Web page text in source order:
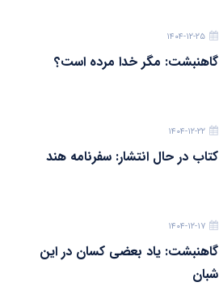
۱۴۰۴-۱۲-۲۵
گاهنبشت: مگر خدا مرده است؟
۱۴۰۴-۱۲-۲۲
کتاب در حال انتشار: سفرنامه هند
۱۴۰۴-۱۲-۱۷
گاهنبشت: یاد بعضی کسان در این
شبان